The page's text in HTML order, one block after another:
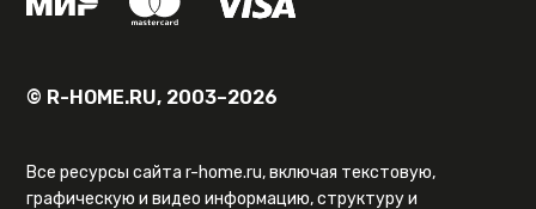
© R-HOME.RU, 2003–2026
Все ресурсы сайта r-home.ru, включая текстовую,
графическую и видео информацию, структуру и